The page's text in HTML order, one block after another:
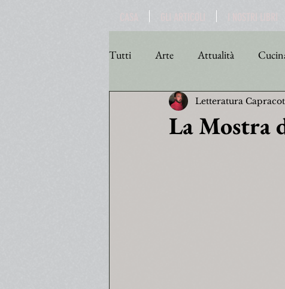
Tutti Arte Attualità
Personaggi Poesia Politica
La Mostra
Letteratura